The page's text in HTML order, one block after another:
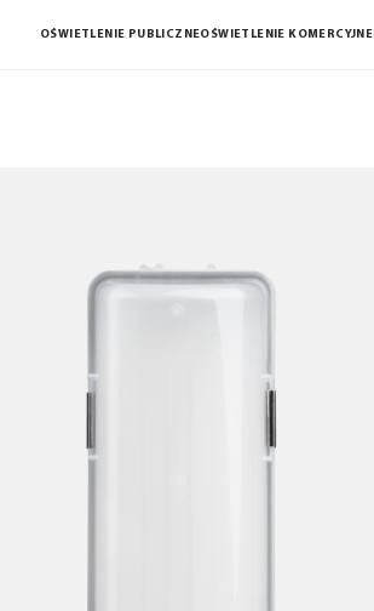
OŚWIETLENIE PUBLICZNEOŚWIETLENIE KOMERCYJNE